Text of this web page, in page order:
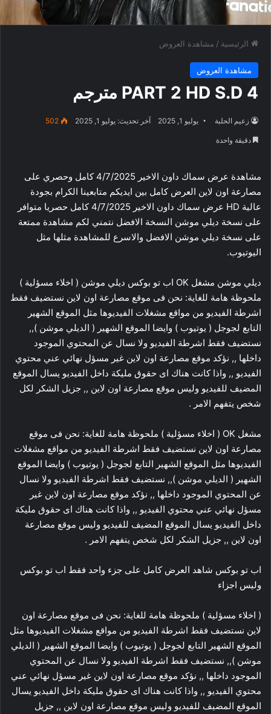
الرئيسية / مشاهدة العروض
مشاهدة العروض
PART 2 HD S.D 4 مترجم
زعيم الحلبة يوليو 1, 2025 آخر تحديث: يوليو 1, 2025 502
دقيقة واحدة
مشاهدة عرض سماك داون الاخير 4/7/2025 كامل وحصري على
مصارعة اون لاين العرض كامل بين ايديكم متابعينا الكرام بجودة
عالية HD عرض سماك داون الاخير 4/7/2025 كامل حصريا متوافر
على نسخة ديلي موشن النسخة الافضل نتمني لكم مشاهدة ممتعة
على نسخة ديلي موشن الافضل والاسرع للمشاهدة مثلها مثل
اليوتيوب.
ديلي موشن مشغل OK اب تو بوكس ديلي موشن ( اخلاء مسؤلية )
ملحوظة هامة للغاية: نحن فى موقع مصارعة اون لاين نستضيف فقط
اشرطة الفيديو من مواقع مشغلات الفيديوها مثل الموقع الشهير
التابع لجوجل ( يوتيوب ) وايضا الموقع الشهير ( الديلي موشن ),,
نستضيف فقط اشرطة الفيديو ولا نسال عن المحتوي الموجود
داخلها ,, نؤكد موقع مصارعة اون لاين غير مسؤل نهائي عني محتوي
الفيديو ,, واذا كانت هناك اى حقوق مليكة داخل الفيديو يسال الموقع
المضيف للفيديو وليس موقع مصارعة اون لاين ,, جزيل الشكر لكل
شخص يتفهم الامر .
مشغل OK ( اخلاء مسؤلية ) ملحوظة هامة للغاية: نحن فى موقع
مصارعة اون لاين نستضيف فقط اشرطة الفيديو من مواقع مشغلات
الفيديوها مثل الموقع الشهير التابع لجوجل ( يوتيوب ) وايضا الموقع
الشهير ( الديلي موشن ),, نستضيف فقط اشرطة الفيديو ولا نسال
عن المحتوي الموجود داخلها ,, نؤكد موقع مصارعة اون لاين غير
مسؤل نهائي عني محتوي الفيديو ,, واذا كانت هناك اى حقوق مليكة
داخل الفيديو يسال الموقع المضيف للفيديو وليس موقع مصارعة
اون لاين ,, جزيل الشكر لكل شخص يتفهم الامر .
اب تو بوكس شاهد العرض كامل على جزء واحد فقط اب تو بوكس
وليس اجزاء
( اخلاء مسؤلية ) ملحوظة هامة للغاية: نحن فى موقع مصارعة اون
لاين نستضيف فقط اشرطة الفيديو من مواقع مشغلات الفيديوها مثل
الموقع الشهير التابع لجوجل ( يوتيوب ) وايضا الموقع الشهير ( الديلي
موشن ),, نستضيف فقط اشرطة الفيديو ولا نسال عن المحتوي
الموجود داخلها ,, نؤكد موقع مصارعة اون لاين غير مسؤل نهائي عني
محتوي الفيديو ,, واذا كانت هناك اى حقوق مليكة داخل الفيديو يسال
الموقع المضيف للفيديو وليس موقع مصارعة اون لاين ,, جزيل